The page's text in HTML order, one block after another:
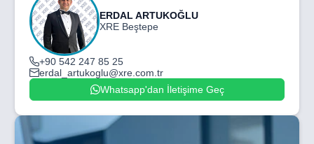
ERDAL ARTUKOĞLU
XRE Beştepe
+90 542 247 85 25
erdal_artukoglu@xre.com.tr
Whatsapp'dan İletişime Geç